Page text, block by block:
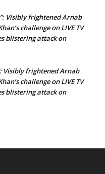
Visibly frightened Arnab
challenge on LIVE TV
blistering attack on
Visibly frightened Arnab
challenge on LIVE TV
blistering attack on